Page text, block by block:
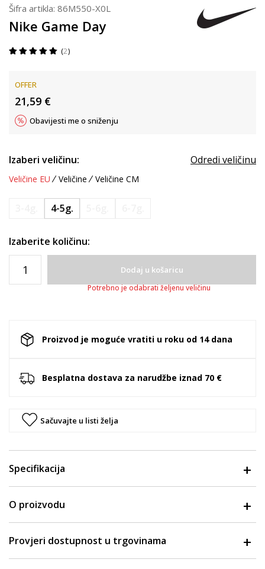
Šifra artikla: 86M550-X0L
Nike Game Day
2
OFFER
21,59 €
Obavijesti me o sniženju
Izaberi veličinu: Odredi veličinu
Veličine EU Veličine Veličine CM
4-5g.
Izaberite količinu:
Dodaj u košaricu
Potrebno je odabrati željenu veličinu
Proizvod je moguće vratiti u roku od 14 dana
Besplatna dostava za narudžbe iznad 70 €
Sačuvajte u listi želja
Specifikacija
O proizvodu
Provjeri dostupnost u trgovinama